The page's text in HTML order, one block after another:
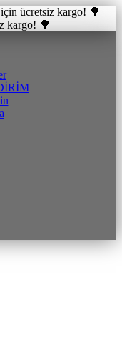
ücretsiz kargo! 🌳
kargo! 🌳